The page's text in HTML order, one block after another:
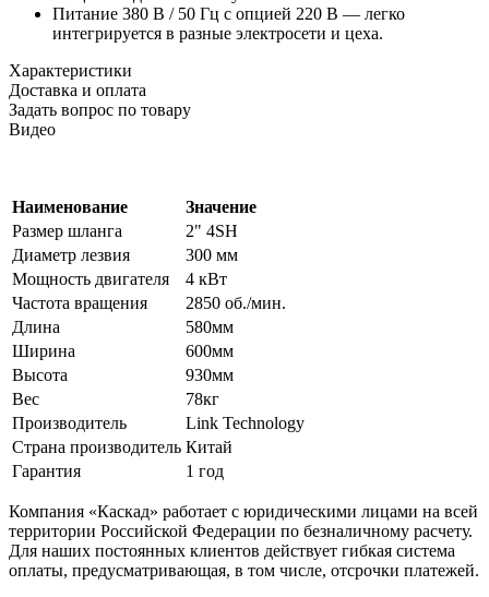
Питание 380 В / 50 Гц с опцией 220 В — легко
интегрируется в разные электросети и цеха.
Характеристики
Доставка и оплата
Задать вопрос по товару
Видео
Наименование
Значение
Размер шланга
2" 4SH
Диаметр лезвия
300 мм
Мощность двигателя
4 кВт
Частота вращения
2850 об./мин.
Длина
580мм
Ширина
600мм
Высота
930мм
Вес
78кг
Производитель
Link Technology
Страна производитель Китай
Гарантия
1 год
Компания «Каскад» работает с юридическими лицами на всей
территории Российской Федерации по безналичному расчету.
Для наших постоянных клиентов действует гибкая система
оплаты, предусматривающая, в том числе, отсрочки платежей.